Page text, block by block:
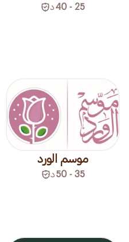
25 - 40 د
موسم الورد
35 - 50 د